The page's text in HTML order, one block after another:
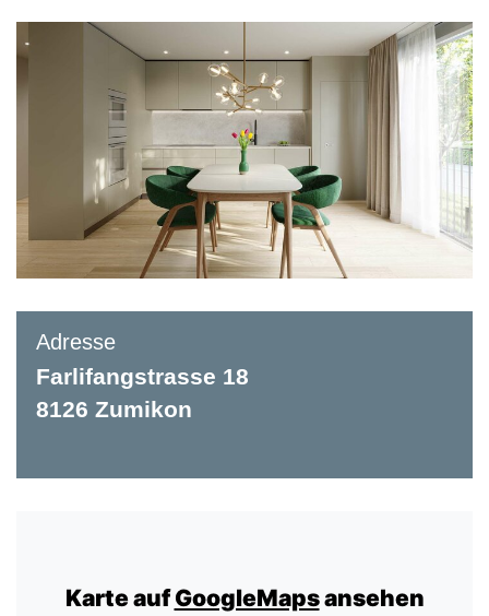
Adresse
Farlifangstrasse 18
8126 Zumikon
Karte aufGoogleMapsansehen